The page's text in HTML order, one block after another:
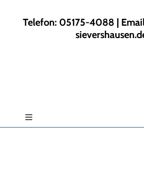
springenTelefon: 05175-4088 |
Toggle
Navigation